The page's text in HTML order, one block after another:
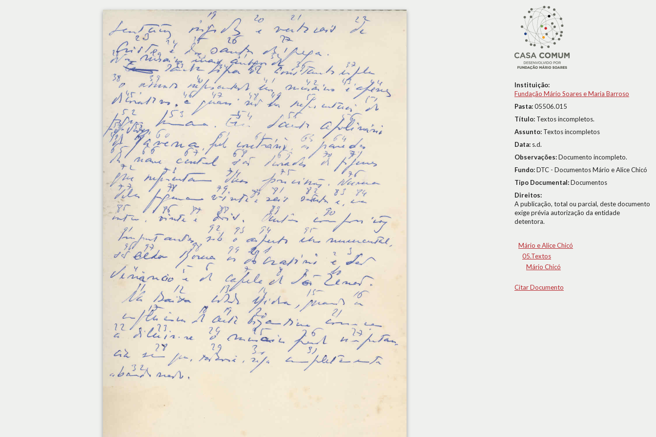
Instituição:
Fundação Mário Soares e Maria Barroso
Pasta:05506.015
Título: Textos incompletos.
Assunto: Textos incompletos
Data: s.d.
Observações:Documento incompleto.
Fundo:DTC - Documentos Mário e Alice Chicó
Tipo Documental:Documentos
Direitos:
A publicação, total ou parcial, deste documento
exige prévia autorização da entidade
detentora.
Mário e Alice Chicó
05.Textos
Mário Chicó
Citar Documento